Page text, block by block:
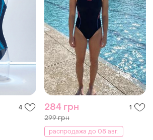
4 284 грн 1
299 грн
распродажа до 08 авг.